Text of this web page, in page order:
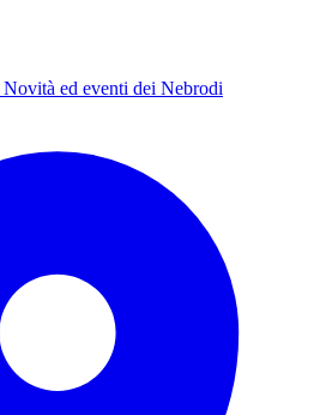
Novità ed eventi dei Nebrodi